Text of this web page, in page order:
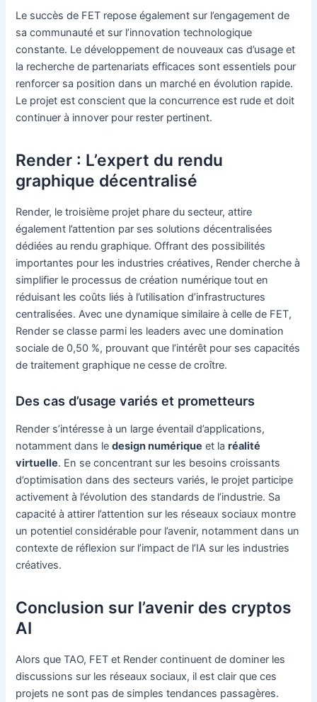
Le succès de FET repose également sur l’engagement de
sa communauté et sur l’innovation technologique
constante. Le développement de nouveaux cas d’usage et
la recherche de partenariats efficaces sont essentiels pour
renforcer sa position dans un marché en évolution rapide.
Le projet est conscient que la concurrence est rude et doit
continuer à innover pour rester pertinent.
Render : L’expert du rendu
graphique décentralisé
Render, le troisième projet phare du secteur, attire
également l’attention par ses solutions décentralisées
dédiées au rendu graphique. Offrant des possibilités
importantes pour les industries créatives, Render cherche à
simplifier le processus de création numérique tout en
réduisant les coûts liés à l’utilisation d’infrastructures
centralisées. Avec une dynamique similaire à celle de FET,
Render se classe parmi les leaders avec une domination
sociale de 0,50 %, prouvant que l’intérêt pour ses capacités
de traitement graphique ne cesse de croître.
Des cas d’usage variés et prometteurs
Render s’intéresse à un large éventail d’applications,
notamment dans ledesign numérique et laréalité
virtuelle. En se concentrant sur les besoins croissants
d’optimisation dans des secteurs variés, le projet participe
activement à l’évolution des standards de l’industrie. Sa
capacité à attirer l’attention sur les réseaux sociaux montre
un potentiel considérable pour l’avenir, notamment dans un
contexte de réflexion sur l’impact de l’IA sur les industries
créatives.
Conclusion sur l’avenir des cryptos
AI
Alors que TAO, FET et Render continuent de dominer les
discussions sur les réseaux sociaux, il est clair que ces
projets ne sont pas de simples tendances passagères.